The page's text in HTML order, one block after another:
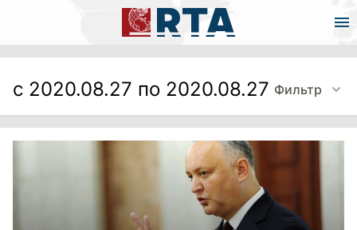
с 2020.08.27 по 2020.08.27 Фильтр